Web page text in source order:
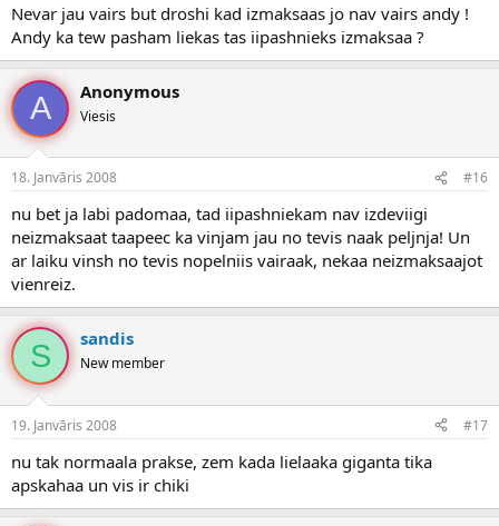
Nevar jau vairs but droshi kad izmaksaas jo nav vairs andy !
Andy ka tew pasham liekas tas iipashnieks izmaksaa ?
A Anonymous
Viesis
18. Janvāris 2008 #16
nu bet ja labi padomaa, tad iipashniekam nav izdeviigi
neizmaksaat taapeec ka vinjam jau no tevis naak peljnja! Un
ar laiku vinsh no tevis nopelniis vairaak, nekaa neizmaksaajot
vienreiz.
S sandis
New member
19. Janvāris 2008 #17
nu tak normaala prakse, zem kada lielaaka giganta tika
apskahaa un vis ir chiki